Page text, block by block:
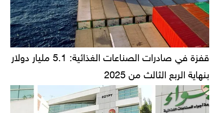
قفزة في صادرات الصناعات الغذائية: 5.1 مليار دولار
بنهاية الربع الثالث من 2025